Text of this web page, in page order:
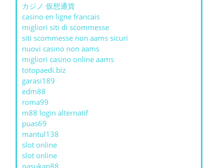
カジノ 仮想通貨
casino en ligne francais
migliori siti di scommesse
siti scommesse non aams sicuri
nuovi casino non aams
migliori casino online aams
totopaedi.biz
garasi189
edm88
roma99
m88 login alternatif
puas69
mantul138
slot online
slot online